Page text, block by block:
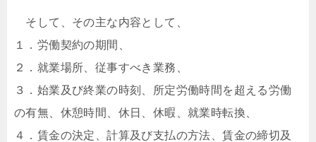
そして、その主な内容として、
１．労働契約の期間、
２．就業場所、従事すべき業務、
３．始業及び終業の時刻、所定労働時間を超える労働
の有無、休憩時間、休日、休暇、就業時転換、
４．賃金の決定、計算及び支払の方法、賃金の締切及